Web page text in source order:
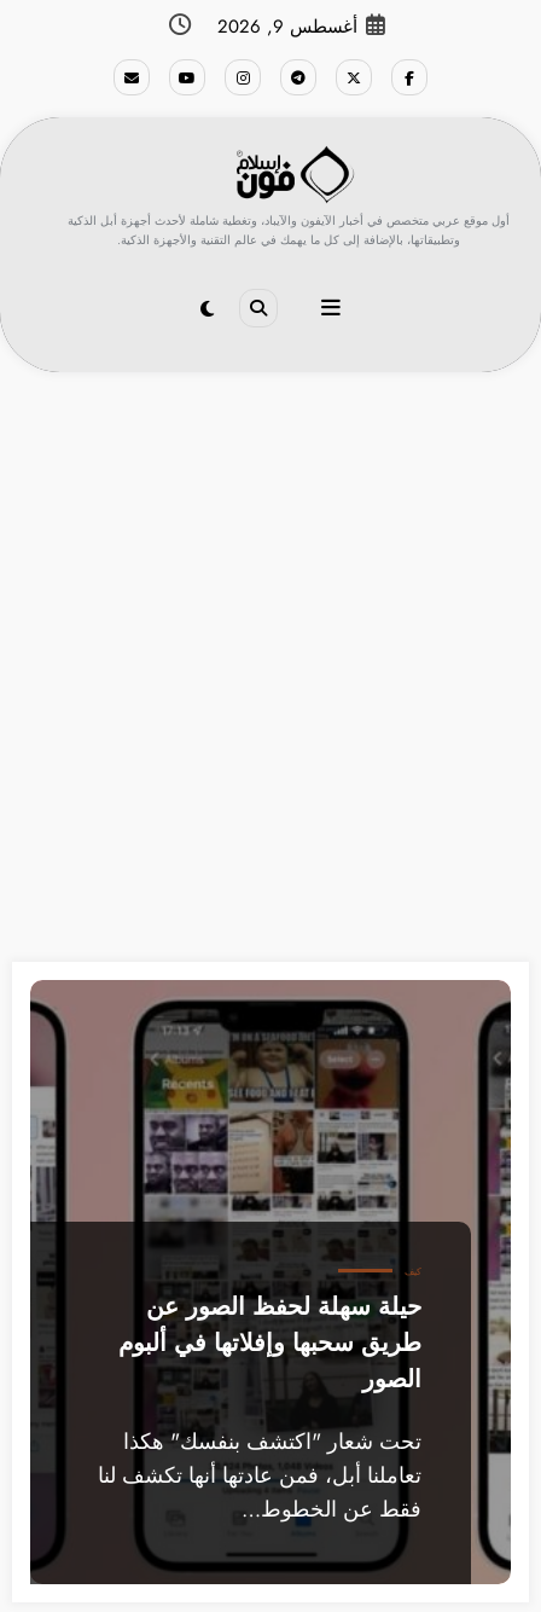
أغسطس 9, 2026
أول موقع عربي متخصص في أخبار الآيفون والآيباد، وتغطية شاملة لأحدث أجهزة أبل الذكية
وتطبيقاتها، بالإضافة إلى كل ما يهمك في عالم التقنية والأجهزة الذكية.
كيف
حيلة سهلة لحفظ الصور عن
طريق سحبها وإفلاتها في ألبوم
الصور
تحت شعار "اكتشف بنفسك" هكذا
تعاملنا أبل، فمن عادتها أنها تكشف لنا
فقط عن الخطوط…